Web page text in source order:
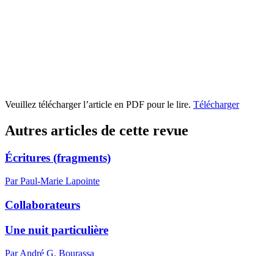
Veuillez télécharger l’article en PDF pour le lire. Télécharger
Autres articles de cette revue
Écritures (fragments)
Par Paul-Marie Lapointe
Collaborateurs
Une nuit particulière
Par André G. Bourassa